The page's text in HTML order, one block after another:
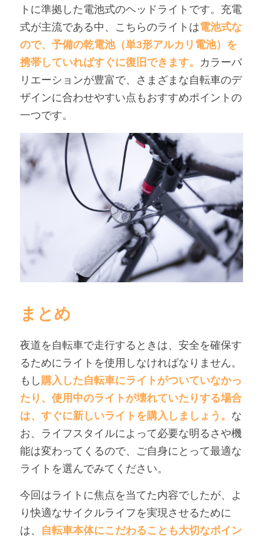
トに準拠した電池式のヘッドライトです。充電
式が主流である中、こちらのライトは電池式な
ので、予備の乾電池（単3形アルカリ電池）を
携帯していればすぐに復旧できます。 カラーバ
リエーションが豊富で、さまざまな自転車のデ
ザインに合わせやすい点もおすすめポイントの
一つです。
まとめ
夜道を自転車で走行するときは、安全を確保す
るためにライトを使用しなければなりません。
もし 購入した自転車にライトがついていなかっ
たり、使用中のライトが壊れていたりする場合
は、すぐに新しいライトを購入しましょう。 な
お、ライフスタイルによって必要な明るさや機
能は変わってくるので、ご自身にとって最適な
ライトを選んでみてください。
今回はライトに焦点を当てた内容でしたが、よ
り快適なサイクルライフを実現させるために
は、 自転車本体にこだわることも大切なポイン